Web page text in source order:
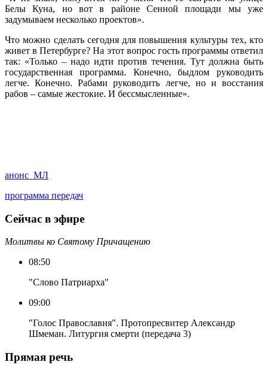
Белы Куна, но вот в районе Сенной площади мы уже
задумываем несколько проектов».
Что можно сделать сегодня для повышения культуры тех, кто
живет в Петербурге? На этот вопрос гость программы ответил
так: «Только – надо идти против течения. Тут должна быть
государственная программа. Конечно, быдлом руководить
легче. Конечно. Рабами руководить легче, но и восстания
рабов – самые жестокие. И бессмысленные».
анонс_МЛ
программа передач
Сейчас в эфире
Молитвы ко Святому Причащению
08:50
"Слово Патриарха"
09:00
"Голос Православия". Протопресвитер Александр
Шмеман. Литургия смерти (передача 3)
Прямая речь